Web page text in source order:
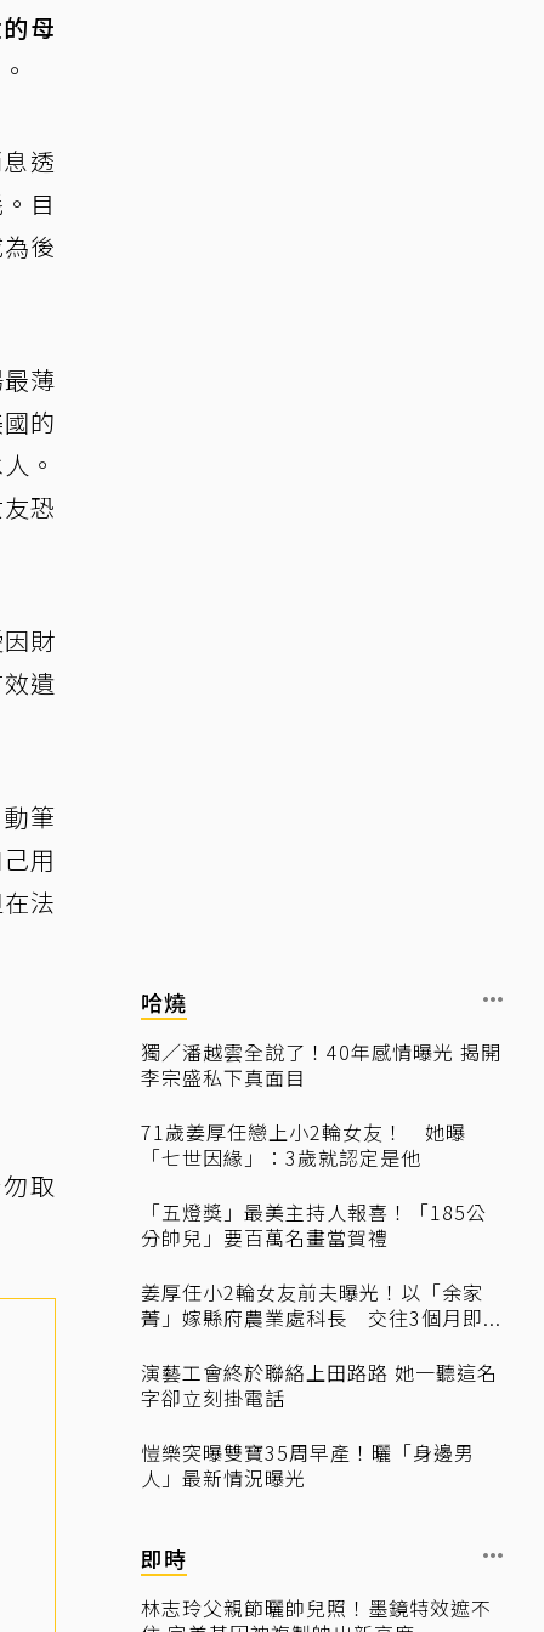
母
。
透
目
後
薄
的
。
恐
財
遺
筆
用
法
取
哈燒
獨／潘越雲全說了！40年感情曝光 揭開
李宗盛私下真面目
71歲姜厚任戀上小2輪女友！ 她曝
「七世因緣」：3歲就認定是他
「五燈獎」最美主持人報喜！「185公
分帥兒」要百萬名畫當賀禮
姜厚任小2輪女友前夫曝光！以「余家
菁」嫁縣府農業處科長 交往3個月即...
演藝工會終於聯絡上田路路 她一聽這名
字卻立刻掛電話
愷樂突曝雙寶35周早產！曬「身邊男
人」最新情況曝光
即時
林志玲父親節曬帥兒照！墨鏡特效遮不